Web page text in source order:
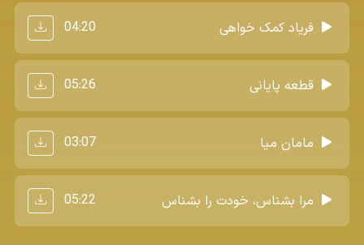
فریاد کمک خواهی 04:20
قطعه پایانی 05:26
مامان میا 03:07
مرا بشناس، خودت را بشناس 05:22